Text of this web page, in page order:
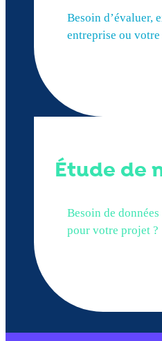
Besoin d’évaluer,
entreprise ou votre
Étude de
Besoin de
pour votre projet ?